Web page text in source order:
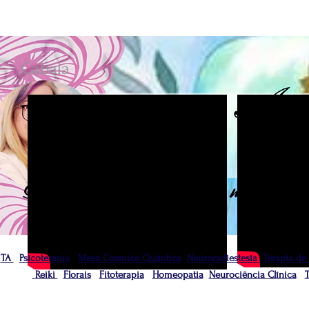
Cabala
TA Psicoterapia Mesa Cósmica Quântica Neuroradiestesia Terapia de
Reiki
Florais Fitoterapia Homeopatia Neurociência Clínica
Ser Terapeuta é sair de si mesmo